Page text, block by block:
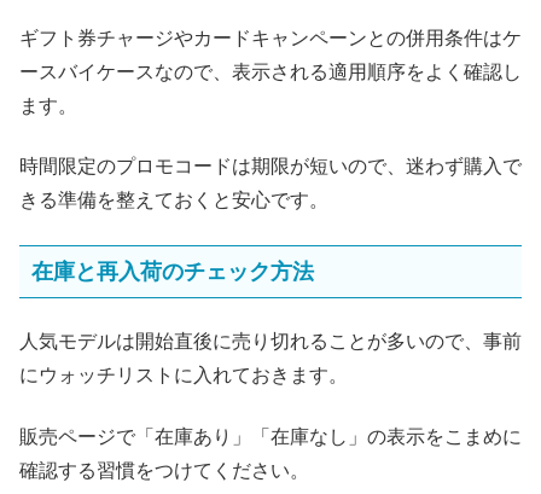
ギフト券チャージやカードキャンペーンとの併用条件はケ
ースバイケースなので、表示される適用順序をよく確認し
ます。
時間限定のプロモコードは期限が短いので、迷わず購入で
きる準備を整えておくと安心です。
在庫と再入荷のチェック方法
人気モデルは開始直後に売り切れることが多いので、事前
にウォッチリストに入れておきます。
販売ページで「在庫あり」「在庫なし」の表示をこまめに
確認する習慣をつけてください。